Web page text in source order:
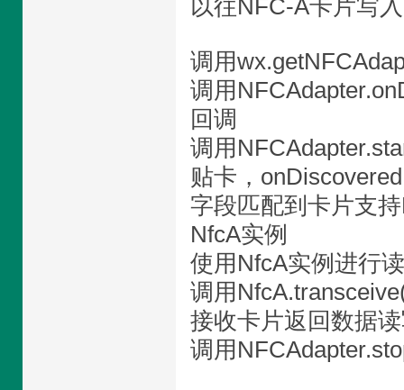
以往NFC-A卡片写
调用
调用
回调
调用
贴卡，
字段匹配到卡片支
NfcA实例
使用NfcA实例进行
调用
接收卡片返回数据
调用